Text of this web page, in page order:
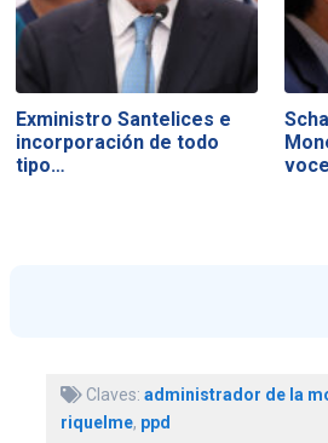
Exministro Santelices e
incorporación de todo
tipo…
Claves: administrador de la
riquelme, ppd